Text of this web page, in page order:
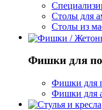
Столы для
Столы из
Фишки для
Фишки для
Фишки для